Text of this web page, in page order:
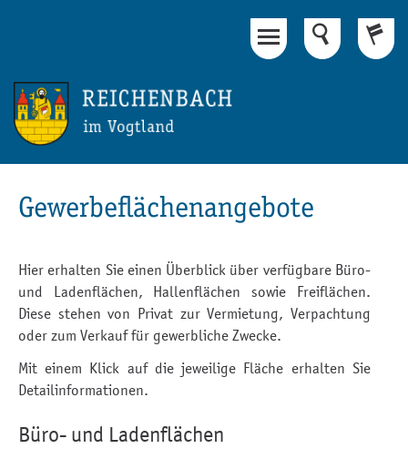
Gewerbeflächenangebote
Hier erhalten Sie einen Überblick über verfügbare Büro-
und Ladenflächen, Hallenflächen sowie Freiflächen.
Diese stehen von Privat zur Vermietung, Verpachtung
oder zum Verkauf für gewerbliche Zwecke.
Mit einem Klick auf die jeweilige Fläche erhalten Sie
Detailinformationen.
Büro- und Ladenflächen